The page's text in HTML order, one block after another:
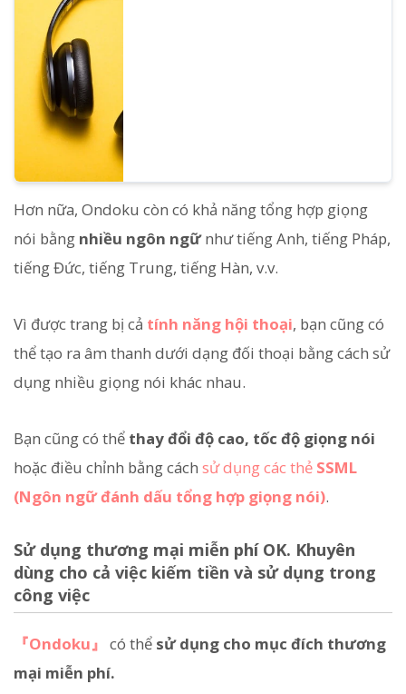
Hơn nữa, Ondoku còn có khả năng tổng hợp giọng
nói bằng nhiều ngôn ngữnhư tiếng Anh, tiếng Pháp,
tiếng Đức, tiếng Trung, tiếng Hàn, v.v.
Vì được trang bị cả tính năng hội thoại, bạn cũng có
thể tạo ra âm thanh dưới dạng đối thoại bằng cách sử
dụng nhiều giọng nói khác nhau.
Bạn cũng có thể thay đổi độ cao, tốc độ giọng nói
hoặc điều chỉnh bằng cách sử dụng các thẻ SSML
(Ngôn ngữ đánh dấu tổng hợp giọng nói).
Sử dụng thương mại miễn phí OK. Khuyên
dùng cho cả việc kiếm tiền và sử dụng trong
công việc
『Ondoku』 có thể sử dụng cho mục đích thương
mại miễn phí.